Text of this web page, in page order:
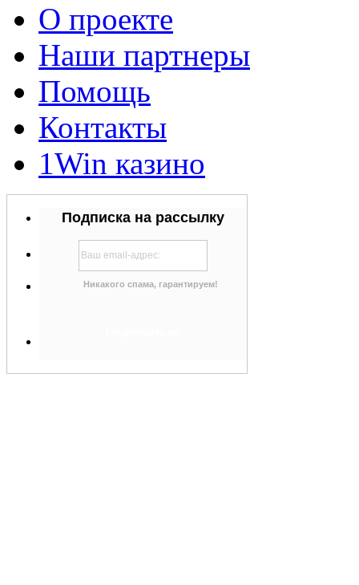
О проекте
Наши партнеры
Помощь
Контакты
1Win казино
Подписка на рассылку
Никакого спама, гарантируем!